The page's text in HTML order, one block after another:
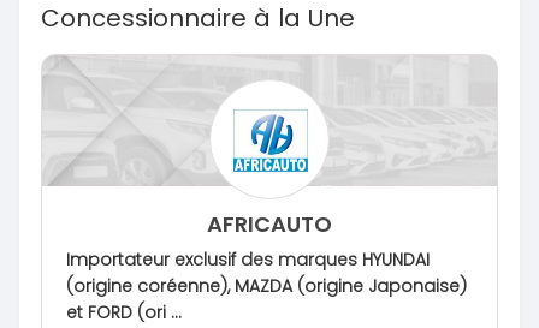
Concessionnaire à la Une
AFRICAUTO
Importateur exclusif des marques HYUNDAI
(origine coréenne), MAZDA (origine Japonaise)
et FORD (ori ...